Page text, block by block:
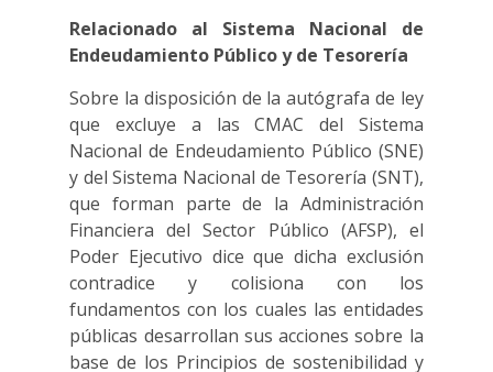
Relacionado al Sistema Nacional de
Endeudamiento Público y de Tesorería
Sobre la disposición de la autógrafa de ley
que excluye a las CMAC del Sistema
Nacional de Endeudamiento Público (SNE)
y del Sistema Nacional de Tesorería (SNT),
que forman parte de la Administración
Financiera del Sector Público (AFSP), el
Poder Ejecutivo dice que dicha exclusión
contradice y colisiona con los
fundamentos con los cuales las entidades
públicas desarrollan sus acciones sobre la
base de los Principios de sostenibilidad y